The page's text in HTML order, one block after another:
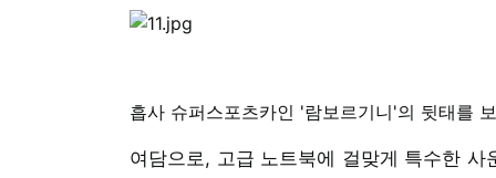
흡사 슈퍼스포츠카인 '람보르기니'의 뒷태를
여담으로, 고급 노트북에 걸맞게 특수한